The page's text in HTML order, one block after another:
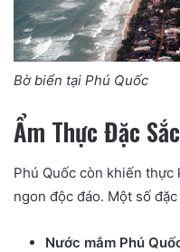
Bờ biển tại Phú Quốc
Ẩm Thực Đặc Sắc
Phú Quốc còn khiến thực
ngon độc đáo. Một số
Nước mắm Phú